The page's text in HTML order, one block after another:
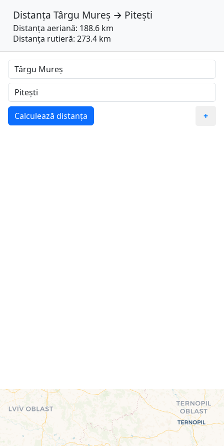
Distanța Târgu Mureș → Pitești
Distanța aeriană: 188.6 km
Distanța rutieră: 273.4 km
Calculează distanța +